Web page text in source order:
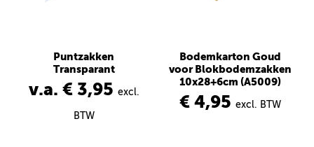
Puntzakken
Transparant
v.a. € 3,95 excl.
BTW
Bodemkarton Goud
voor Blokbodemzakken
10x28+6cm (A5009)
€ 4,95 excl. BTW